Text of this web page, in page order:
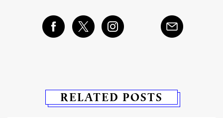
RELATED POSTS